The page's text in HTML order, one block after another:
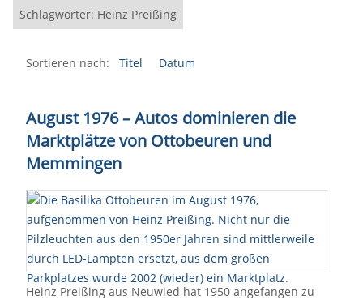
Schlagwörter: Heinz Preißing
Sortieren nach: Titel Datum
August 1976 – Autos dominieren die
Marktplätze von Ottobeuren und
Memmingen
Heinz Preißing aus Neuwied hat 1950 angefangen zu